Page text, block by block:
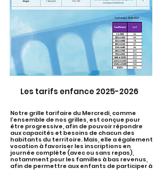
Les tarifs enfance2025-2026
Notre grille tarifaire du Mercredi, comme
l’ensemble de nos grilles, est conçue pour
être progressive, afin de pouvoir répondre
aux capacités et besoins de chacun des
habitants du territoire. Mais, elle a également
vocation à favoriser les inscriptions en
journée complète (avec ou sans repas),
notamment pour les familles à bas revenus,
afin de permettre aux enfants de participer à